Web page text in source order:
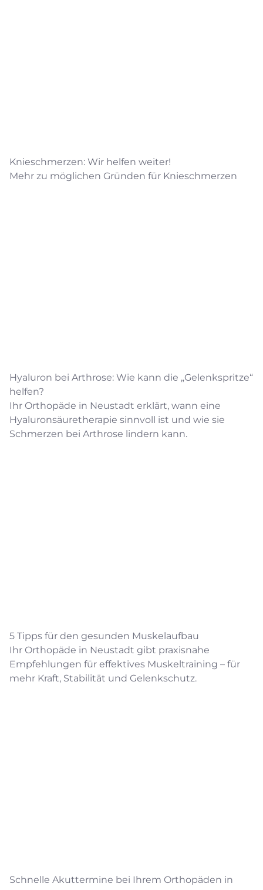
Knieschmerzen: Wir helfen weiter!
Mehr zu möglichen Gründen für Knieschmerzen
Hyaluron bei Arthrose: Wie kann die „Gelenkspritze“
helfen?
Ihr Orthopäde in Neustadt erklärt, wann eine
Hyaluronsäuretherapie sinnvoll ist und wie sie
Schmerzen bei Arthrose lindern kann.
5 Tipps für den gesunden Muskelaufbau
Ihr Orthopäde in Neustadt gibt praxisnahe
Empfehlungen für effektives Muskeltraining – für
mehr Kraft, Stabilität und Gelenkschutz.
Schnelle Akuttermine bei Ihrem Orthopäden in